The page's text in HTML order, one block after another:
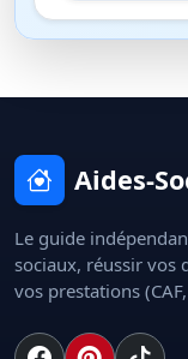
Aides-
Le guide
sociaux, réussir vos
vos prestations